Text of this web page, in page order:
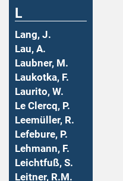
L
Lang, J.
Lau, A.
Laubner, M.
Laukotka, F.
Laurito, W.
Le Clercq, P.
Leemüller, R.
Lefebure, P.
Lehmann, F.
Leichtfuß, S.
Leitner, R.M.